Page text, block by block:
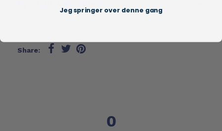
Share:
0
Jeg springer over denne gang